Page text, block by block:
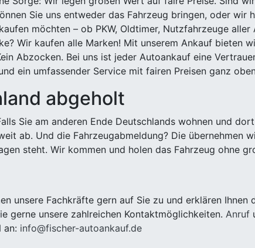
Sie uns entweder das Fahrzeug bringen, oder wir
möchten – ob PKW, Oldtimer, Nutzfahrzeuge
Wir kaufen alle Marken! Mit unserem Ankauf bieten
Abzocken. Bei uns ist jeder Autoankauf eine
ein umfassender Service mit fairen Preisen ganz
abgeholt
Sie am anderen Ende Deutschlands wohnen und
ab. Und die Fahrzeugabmeldung? Die übernehmen
steht. Wir kommen und holen das Fahrzeug ohne
unsere Fachkräfte gern auf Sie zu und erklären Ihnen
gerne unsere zahlreichen Kontaktmöglichkeiten. Anruf
an: info@fischer-autoankauf.de